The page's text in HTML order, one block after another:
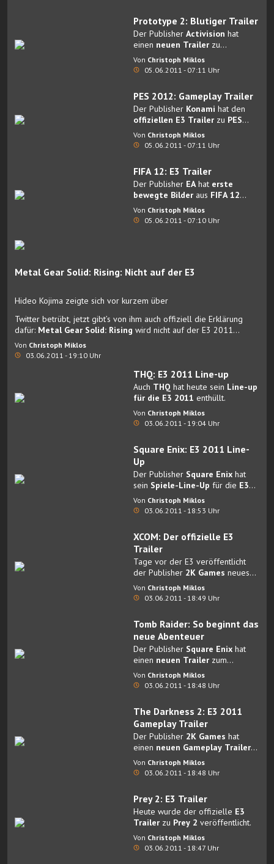
Prototype 2: Blutiger Trailer
Der Publisher Activision hat
einen neuen Trailer zu
Prototype 2 veröffentlicht.
Von Christoph Miklos
05.06.2011 - 07:11 Uhr
PES 2012: Gameplay Trailer
Der Publisher Konami hat den
offiziellen E3 Trailer zu PES
2012veröffentlicht.
Von Christoph Miklos
05.06.2011 - 07:11 Uhr
FIFA 12: E3 Trailer
Der Publisher EAhat erste
bewegte Bilder aus FIFA 12
veröffentlicht.
Von Christoph Miklos
05.06.2011 - 07:10 Uhr
Metal Gear Solid: Rising: Nicht auf der E3
Hideo Kojima zeigte sich vor kurzem über
Twitter betrübt, jetzt gibt’s von ihm auch offiziell die Erklärung
dafür: Metal Gear Solid: Rising wird nicht auf der E3 2011
gezeigt werden.
Von Christoph Miklos
03.06.2011 - 19:10 Uhr
THQ: E3 2011 Line-up
Auch THQ hat heute sein Line-up
für die E3 2011 enthüllt.
Von Christoph Miklos
03.06.2011 - 19:04 Uhr
Square Enix: E3 2011 Line-
Up
Der Publisher Square Enix hat
sein Spiele-Line-Up für die E3
2011enthüllt.
Von Christoph Miklos
03.06.2011 - 18:53 Uhr
XCOM: Der offizielle E3
Trailer
Tage vor der E3 veröffentlicht
der Publisher 2K Games neues
Gameplaymaterial
Shooter XCOM.
Von Christoph Miklos
03.06.2011 - 18:49 Uhr
Tomb Raider: So beginnt das
neue Abenteuer
Der Publisher Square Enix hat
einen neuen Trailer zum
kommenden Tomb Raider
veröffentlicht.
Von Christoph Miklos
03.06.2011 - 18:48 Uhr
The Darkness 2: E3 2011
Gameplay Trailer
Der Publisher 2K Games hat
einen neuen Gameplay Trailer
zum kommenden Horror-Shooter
The Darkness 2veröffentlicht.
Von Christoph Miklos
03.06.2011 - 18:48 Uhr
Prey 2: E3 Trailer
Heute wurde der offizielle E3
Trailer zu Prey 2 veröffentlicht.
Von Christoph Miklos
03.06.2011 - 18:47 Uhr